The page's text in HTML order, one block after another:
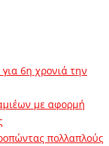
6η χρονιά την
με αφορμή
πολλαπλούς